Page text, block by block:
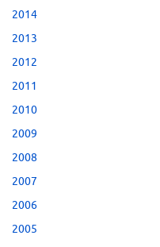
2014
2013
2012
2011
2010
2009
2008
2007
2006
2005